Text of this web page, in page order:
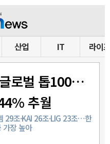
산업 IT 라이프
로벌 톱100…
추월
29조·KAI 26조·LIG 23조…한
가장 높아